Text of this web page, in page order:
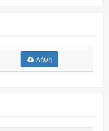
Λήψη